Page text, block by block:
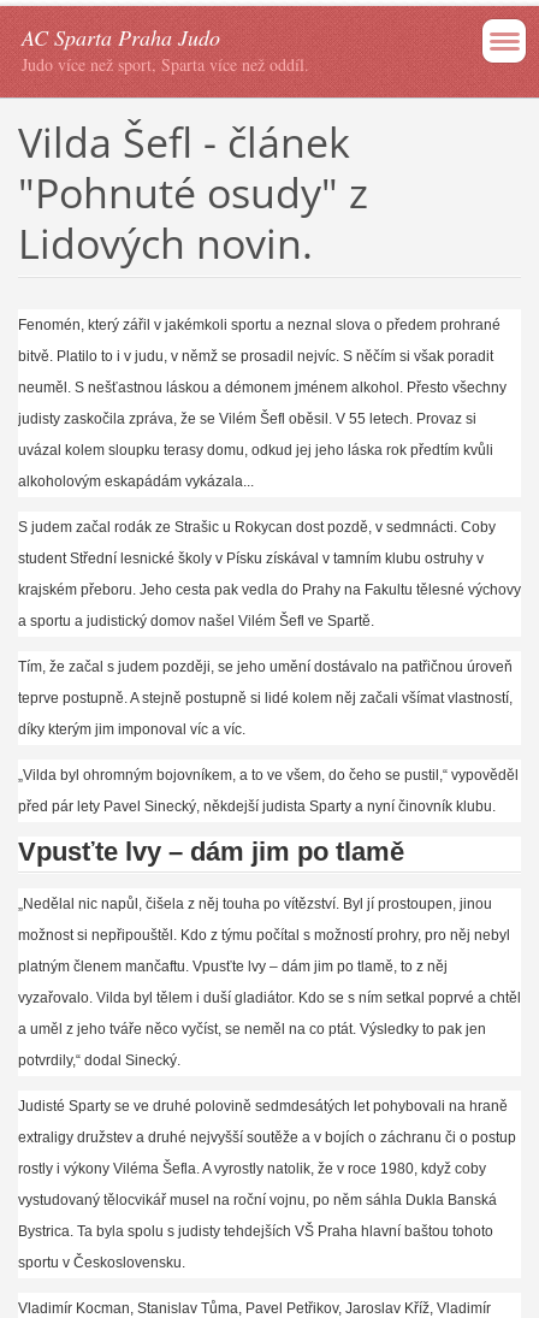
AC Sparta Praha Judo
Judo více než sport, Sparta více než oddíl.
Vilda Šefl - článek
"Pohnuté osudy" z
Lidových novin.
Fenomén, který zářil v jakémkoli sportu a neznal slova o předem prohrané
bitvě. Platilo to i v judu, v němž se prosadil nejvíc. S něčím si však poradit
neuměl. S nešťastnou láskou a démonem jménem alkohol. Přesto všechny
judisty zaskočila zpráva, že se Vilém Šefl oběsil. V 55 letech. Provaz si
uvázal kolem sloupku terasy domu, odkud jej jeho láska rok předtím kvůli
alkoholovým eskapádám vykázala...
S judem začal rodák ze Strašic u Rokycan dost pozdě, v sedmnácti. Coby
student Střední lesnické školy v Písku získával v tamním klubu ostruhy v
krajském přeboru. Jeho cesta pak vedla do Prahy na Fakultu tělesné výchovy
a sportu a judistický domov našel Vilém Šefl ve Spartě.
Tím, že začal s judem později, se jeho umění dostávalo na patřičnou úroveň
teprve postupně. A stejně postupně si lidé kolem něj začali všímat vlastností,
díky kterým jim imponoval víc a víc.
„Vilda byl ohromným bojovníkem, a to ve všem, do čeho se pustil,“ vypověděl
před pár lety Pavel Sinecký, někdejší judista Sparty a nyní činovník klubu.
Vpusťte lvy – dám jim po tlamě
„Nedělal nic napůl, čišela z něj touha po vítězství. Byl jí prostoupen, jinou
možnost si nepřipouštěl. Kdo z týmu počítal s možností prohry, pro něj nebyl
platným členem mančaftu. Vpusťte lvy – dám jim po tlamě, to z něj
vyzařovalo. Vilda byl tělem i duší gladiátor. Kdo se s ním setkal poprvé a chtěl
a uměl z jeho tváře něco vyčíst, se neměl na co ptát. Výsledky to pak jen
potvrdily,“ dodal Sinecký.
Judisté Sparty se ve druhé polovině sedmdesátých let pohybovali na hraně
extraligy družstev a druhé nejvyšší soutěže a v bojích o záchranu či o postup
rostly i výkony Viléma Šefla. A vyrostly natolik, že v roce 1980, když coby
vystudovaný tělocvikář musel na roční vojnu, po něm sáhla Dukla Banská
Bystrica. Ta byla spolu s judisty tehdejších VŠ Praha hlavní baštou tohoto
sportu v Československu.
Vladimír Kocman, Stanislav Tůma, Pavel Petřikov, Jaroslav Kříž, Vladimír